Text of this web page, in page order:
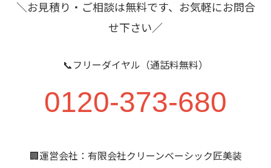
＼お見積り・ご相談は無料です、お気軽にお問合
せ下さい／
📞フリーダイヤル（通話料無料）
0120-373-680
🏢運営会社：有限会社クリーンベーシック匠美装